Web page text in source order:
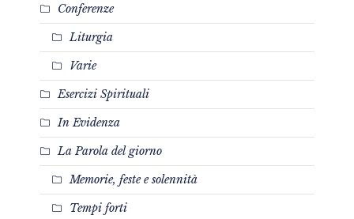
Conferenze
Liturgia
Varie
Esercizi Spirituali
In Evidenza
La Parola del giorno
Memorie, feste e solennità
Tempi forti